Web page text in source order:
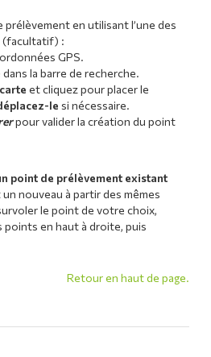
prélèvement en utilisant l’une des
(facultatif) :
GPS.
dans la barre de recherche.
et cliquez pour placer le
le si nécessaire.
pour valider la création du point
point de prélèvement existant
nouveau à partir des mêmes
le point de votre choix,
en haut à droite, puis
Retour en haut de page.